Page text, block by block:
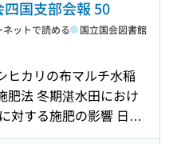
量性関連形質の特徴抽
回講演会講演要旨) 水
の成長に及ぼす影響
講演会講演要旨) 有機
生及び水稲の生育・収
四国支部第52回講演会
通期水稲の生育,収量及
生産特性(日本作物学会
) 点滴かんがいで栽培
び収量(日本作物学会
) 異なる栽植密度で狭
さやか」の収量および
国支部第51回講演会講
四国支部会報 50
ネットで読める 国立国会図書館
ヒカリの布マルチ水稲
肥法 冬期湛水田におけ
対する施肥の影響 日本
会講演要旨(中扉) 栽植